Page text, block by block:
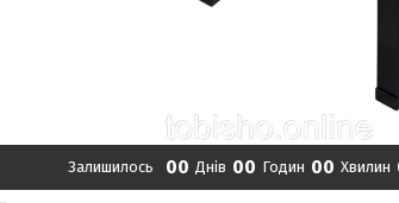
Залишилось 00 Днів 00 Годин 00 Хвилин